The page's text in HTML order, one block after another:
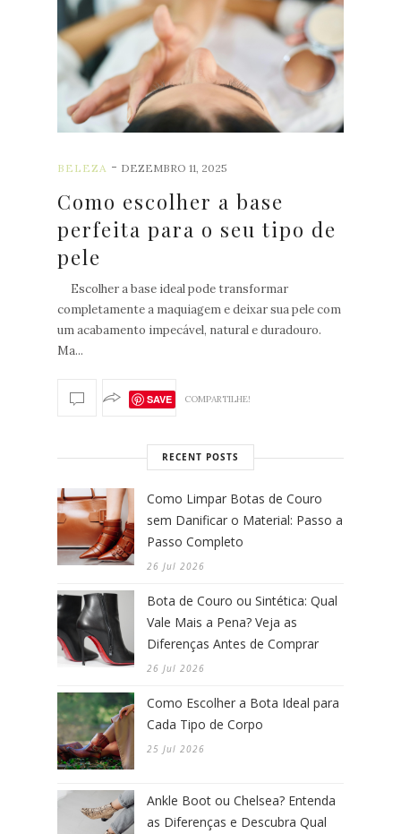
BELEZA - DEZEMBRO 11, 2025
Como escolher a base
perfeita para o seu tipo de
pele
Escolher a base ideal pode transformar
completamente a maquiagem e deixar sua pele com
um acabamento impecável, natural e duradouro.
Ma...
SAVE COMPARTILHE!
RECENT POSTS
Como Limpar Botas de Couro
sem Danificar o Material: Passo a
Passo Completo
26 Jul 2026
Bota de Couro ou Sintética: Qual
Vale Mais a Pena? Veja as
Diferenças Antes de Comprar
26 Jul 2026
Como Escolher a Bota Ideal para
Cada Tipo de Corpo
25 Jul 2026
Ankle Boot ou Chelsea? Entenda
as Diferenças e Descubra Qual